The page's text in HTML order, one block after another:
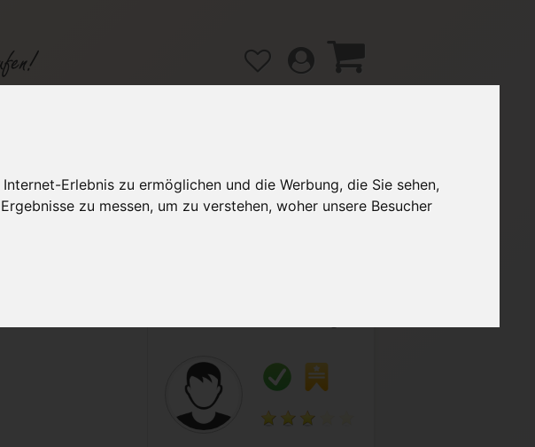
Erlebnis zu ermöglichen und die Werbung, die Sie sehen,
zu messen, um zu verstehen, woher unsere Besucher
/ Lehrgänge Hilfe / FAQ